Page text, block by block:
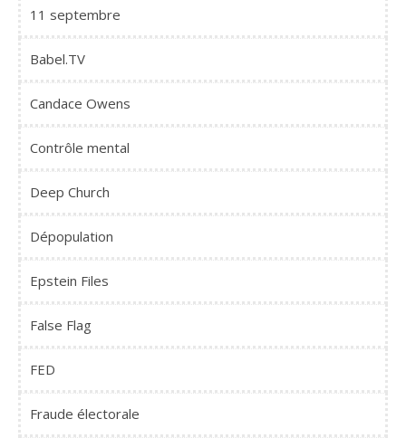
11 septembre
Babel.TV
Candace Owens
Contrôle mental
Deep Church
Dépopulation
Epstein Files
False Flag
FED
Fraude électorale